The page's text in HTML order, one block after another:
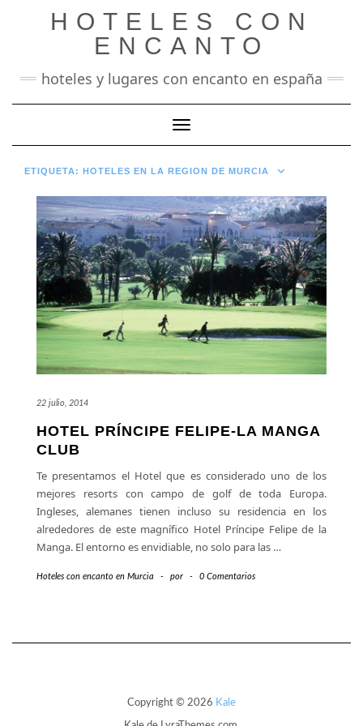
HOTELES CON
ENCANTO
hoteles y lugares con encanto en españa
Cambiar modo de navegación
ETIQUETA: HOTELES EN LA REGION DE MURCIA
22 julio, 2014
HOTEL PRÍNCIPE FELIPE-LA MANGA
CLUB
Te presentamos el Hotel que es considerado uno de los
mejores resorts con campo de golf de toda Europa.
Ingleses, alemanes tienen incluso su residencia en los
alrededores de este magnífico Hotel Príncipe Felipe de la
Manga. El entorno es envidiable, no solo para las …
Hoteles con encanto en Murcia - por - 0 Comentarios
Copyright © 2026 Kale